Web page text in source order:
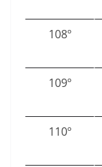
108º
109º
110º